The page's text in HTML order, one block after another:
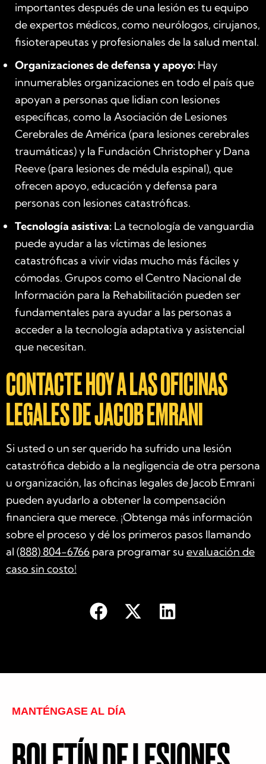
importantes después de una lesión es tu equipo
de expertos médicos, como neurólogos, cirujanos,
fisioterapeutas y profesionales de la salud mental.
Organizaciones de defensa y apoyo: Hay
innumerables organizaciones en todo el país que
apoyan a personas que lidian con lesiones
específicas, como la Asociación de Lesiones
Cerebrales de América (para lesiones cerebrales
traumáticas) y la Fundación Christopher y Dana
Reeve (para lesiones de médula espinal), que
ofrecen apoyo, educación y defensa para
personas con lesiones catastróficas.
Tecnología asistiva: La tecnología de vanguardia
puede ayudar a las víctimas de lesiones
catastróficas a vivir vidas mucho más fáciles y
cómodas. Grupos como el Centro Nacional de
Información para la Rehabilitación pueden ser
fundamentales para ayudar a las personas a
acceder a la tecnología adaptativa y asistencial
que necesitan.
CONTACTE HOY A LAS OFICINAS
LEGALES DE JACOB EMRANI
Si usted o un ser querido ha sufrido una lesión
catastrófica debido a la negligencia de otra persona
u organización, las oficinas legales de Jacob Emrani
pueden ayudarlo a obtener la compensación
financiera que merece. ¡Obtenga más información
sobre el proceso y dé los primeros pasos llamando
al (888) 804-6766 para programar su evaluación de
caso sin costo!
MANTÉNGASE AL DÍA